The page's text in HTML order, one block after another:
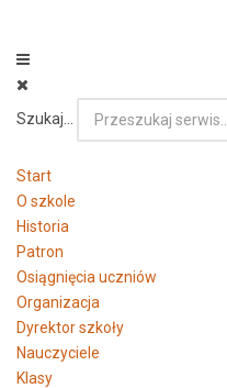
Szukaj...
Start
O szkole
Historia
Patron
Osiągnięcia uczniów
Organizacja
Dyrektor szkoły
Nauczyciele
Klasy